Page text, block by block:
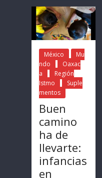
México
Mu
ndo
Oaxac
a
Región
Istmo
Suple
mentos
Buen
camino
ha de
llevarte:
infancias
en